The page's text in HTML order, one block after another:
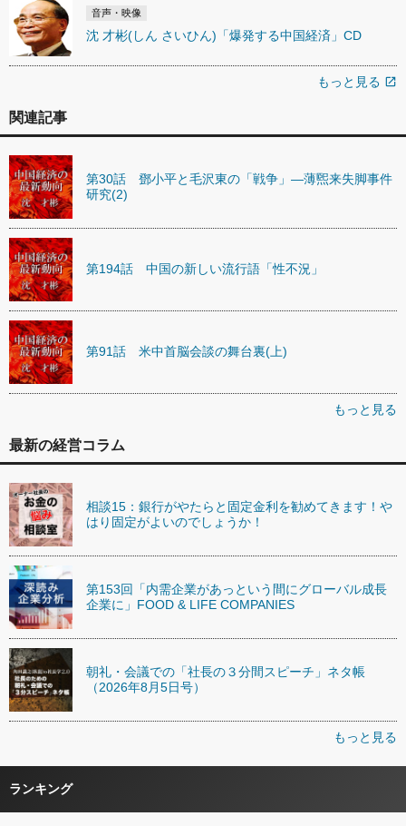
音声・映像
沈 才彬(しん さいひん)「爆発する中国経済」CD
もっと見る open_in_new
関連記事
第30話 鄧小平と毛沢東の「戦争」―薄煕来失脚事件
研究(2)
第194話 中国の新しい流行語「性不況」
第91話 米中首脳会談の舞台裏(上)
もっと見る
最新の経営コラム
相談15：銀行がやたらと固定金利を勧めてきます！や
はり固定がよいのでしょうか！
第153回「内需企業があっという間にグローバル成長
企業に」FOOD & LIFE COMPANIES
朝礼・会議での「社長の３分間スピーチ」ネタ帳
（2026年8月5日号）
もっと見る
ランキング